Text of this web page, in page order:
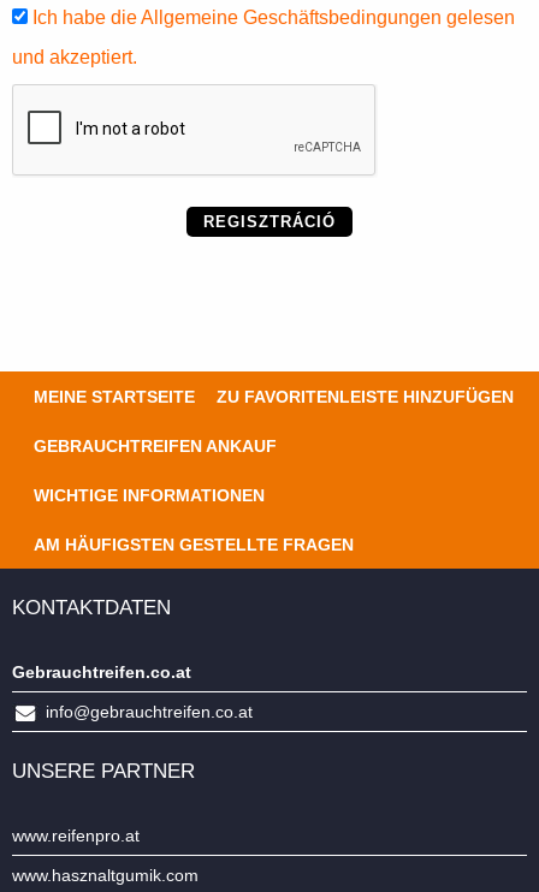
Ich habe die Allgemeine Geschäftsbedingungen gelesen
und akzeptiert.
REGISZTRÁCIÓ
MEINE STARTSEITE ZU FAVORITENLEISTE HINZUFÜGEN
GEBRAUCHTREIFEN ANKAUF
WICHTIGE INFORMATIONEN
AM HÄUFIGSTEN GESTELLTE FRAGEN
KONTAKTDATEN
Gebrauchtreifen.co.at
info@gebrauchtreifen.co.at
UNSERE PARTNER
www.reifenpro.at
www.hasznaltgumik.com